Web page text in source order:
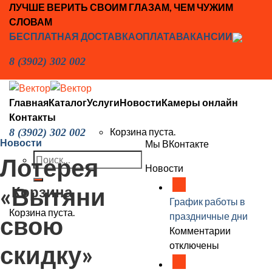
Skip
content
ЛУЧШЕ ВЕРИТЬ СВОИМ ГЛАЗАМ, ЧЕМ ЧУЖИМ
СЛОВАМ
БЕСПЛАТНАЯ ДОСТАВКАОПЛАТАВАКАНСИИ
8 (3902) 302 002
ГлавнаяКаталогУслугиНовостиКамеры онлайн
Контакты
8 (3902) 302 002 Корзина пуста.
Искать:
Корзина
Корзина пуста.
Новости
Лотерея
«Вытяни
свою
скидку»
Мы ВКонтакте
Новости
График работы в
праздничные дни
Комментарии
отключены